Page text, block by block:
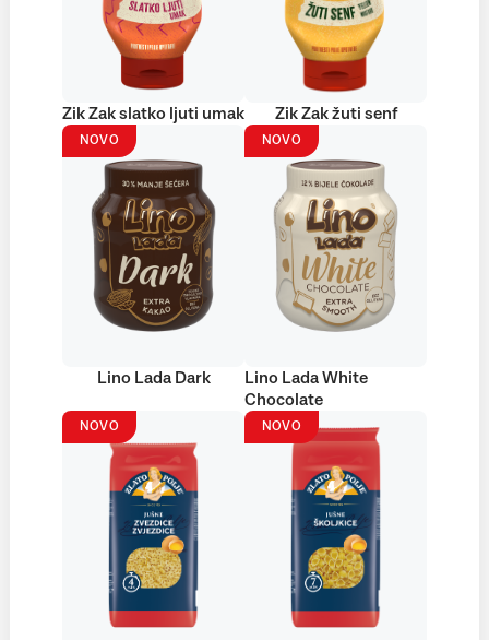
Zik Zak slatko ljuti umak Zik Zak žuti senf
NOVO
Lino Lada Dark
NOVO
Lino Lada White
Chocolate
NOVO NOVO